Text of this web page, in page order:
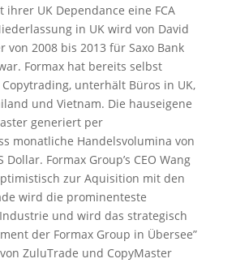
ihrer UK Dependance eine FCA
in UK wird von David
von 2008 bis 2013 für Saxo Bank
Formax hat bereits selbst
unterhält Büros in UK,
und Vietnam. Die hauseigene
generiert per
monatliche Handelsvolumina von
Dollar. Formax Group’s CEO Wang
zur Aquisition mit den
wird die prominenteste
und wird das strategisch
der Formax Group in Übersee”
ZuluTrade und CopyMaster